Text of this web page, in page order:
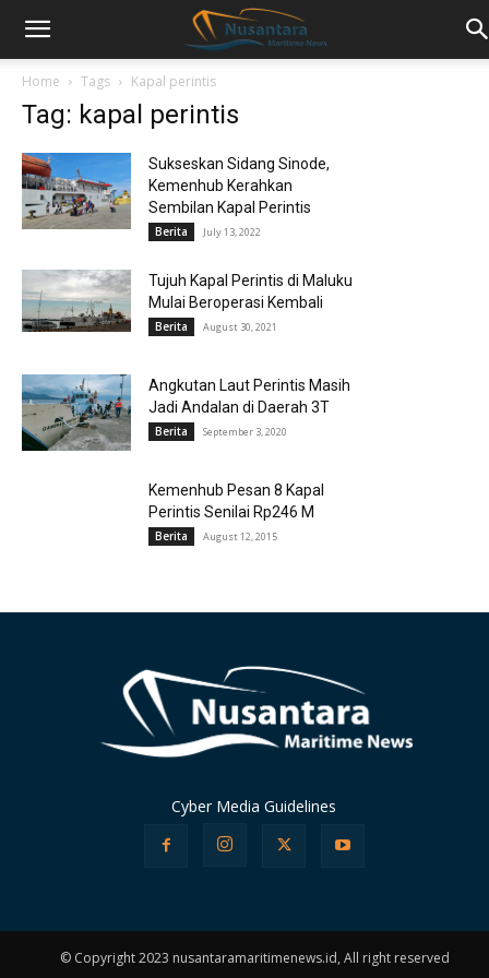
Home Tags Kapal perintis
Tag: kapal perintis
Sukseskan Sidang Sinode,
Kemenhub Kerahkan
Sembilan Kapal Perintis
Berita July 13, 2022
Tujuh Kapal Perintis di Maluku
Mulai Beroperasi Kembali
Berita August 30, 2021
Angkutan Laut Perintis Masih
Jadi Andalan di Daerah 3T
Berita September 3, 2020
Kemenhub Pesan 8 Kapal
Perintis Senilai Rp246 M
Berita August 12, 2015
Cyber Media Guidelines
© Copyright 2023 nusantaramaritimenews.id, All right reserved